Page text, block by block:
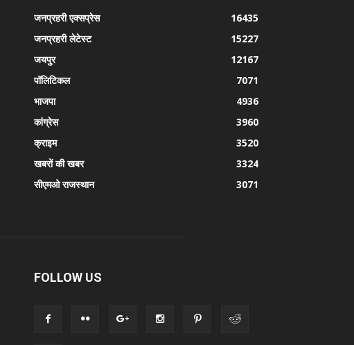
जनप्रहरी एक्सप्रेस
16435
जनप्रहरी लेटेस्ट
15227
जयपुर
12167
पॉलिटिकल
7071
भाजपा
4936
कांग्रेस
3960
क्राइम
3520
खबरों की खबर
3324
सीएमओ राजस्थान
3071
FOLLOW US